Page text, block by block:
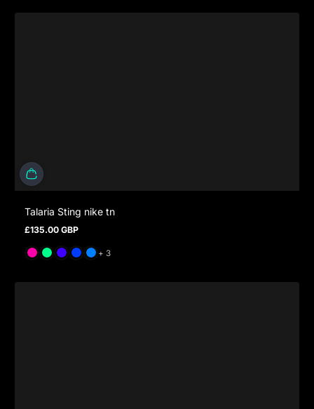
Talaria Sting nike tn
Prezzo normale
£135.00 GBP
+ 3